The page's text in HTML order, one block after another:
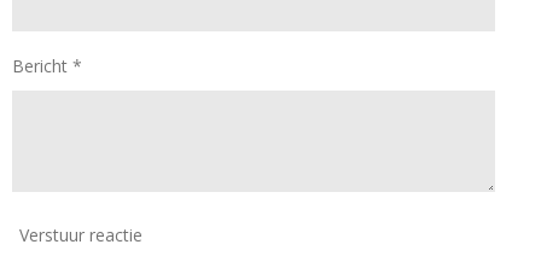
Bericht *
Verstuur reactie